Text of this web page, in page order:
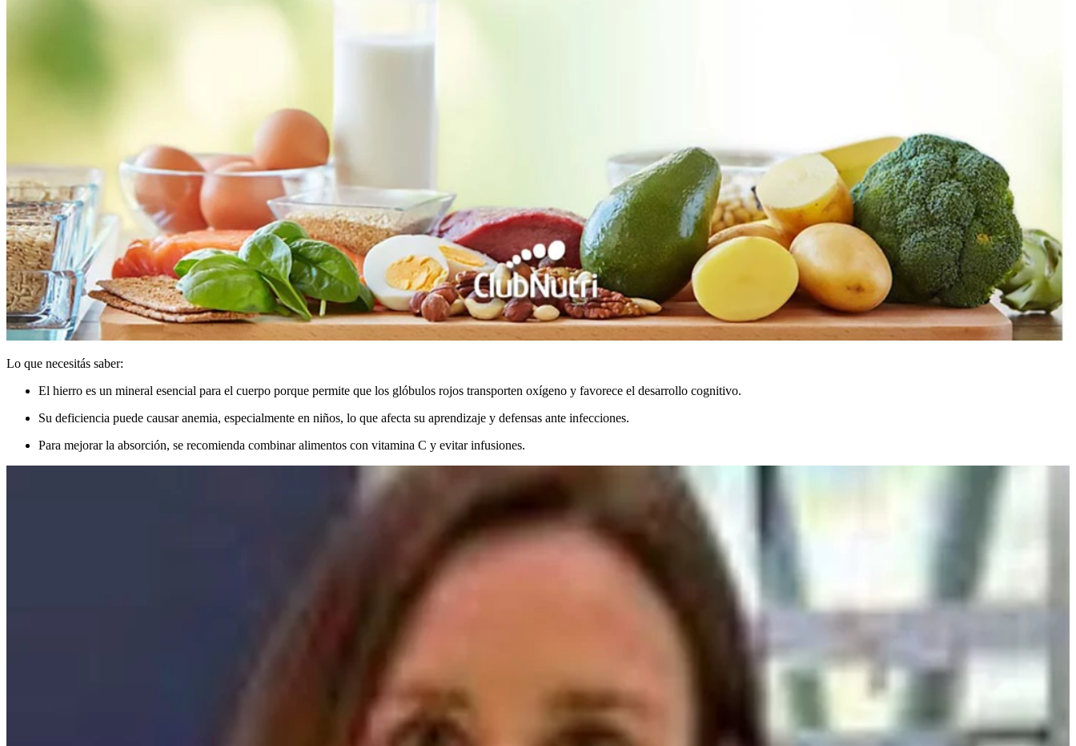
Lo que necesitás saber:
El hierro es un mineral esencial para el cuerpo porque permite que los glóbulos rojos transporten oxígeno y favorece el desarrollo cognitivo.
Su deficiencia puede causar anemia, especialmente en niños, lo que afecta su aprendizaje y defensas ante infecciones.
Para mejorar la absorción, se recomienda combinar alimentos con vitamina C y evitar infusiones.